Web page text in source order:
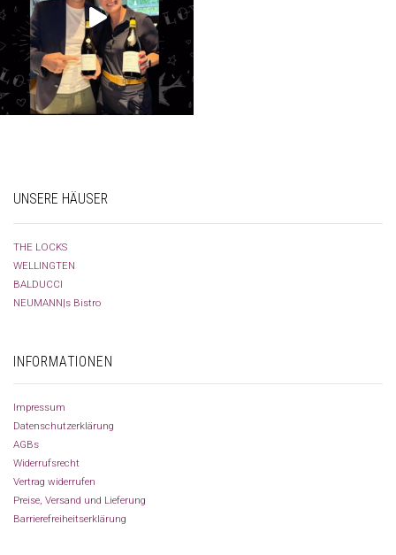
UNSERE HÄUSER
THE LOCKS
WELLINGTEN
BALDUCCI
NEUMANN|s Bistro
INFORMATIONEN
Impressum
Datenschutzerklärung
AGBs
Widerrufsrecht
Vertrag widerrufen
Preise, Versand und Lieferung
Barrierefreiheitserklärung